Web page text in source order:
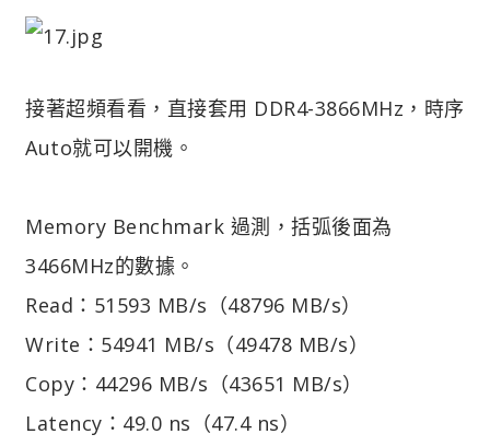
接著超頻看看，直接套用 DDR4-3866MHz，時序
Auto就可以開機。
Memory Benchmark 過測，括弧後面為
3466MHz的數據。
Read：51593 MB/s（48796 MB/s）
Write：54941 MB/s（49478 MB/s）
Copy：44296 MB/s（43651 MB/s）
Latency：49.0 ns（47.4 ns）